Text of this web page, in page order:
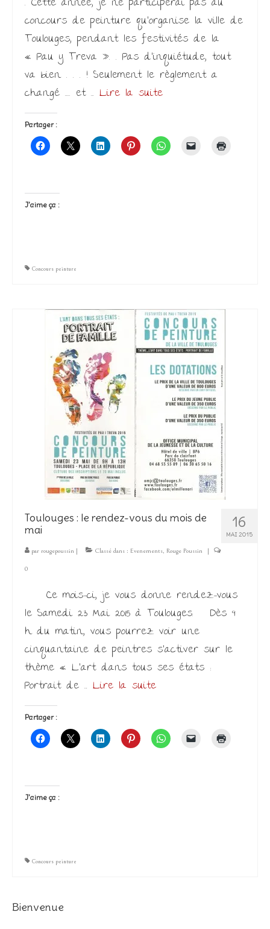
concours de peinture qu’organise la ville de
Toulouges, pendant les festivités de la
« Pau y Treva ». . Pas d’inquiétude, tout
va bien . . . ! Seulement le règlement a
changé ….. et … Lire la suite­­
Partager :
J’aime ça :
Concours peinture
16
MAI 2015
Toulouges : le rendez-vous du mois de
mai
par rougepoussin | Classé dans : Evenements, Rouge Poussin |
0
Ce mois-ci, je vous donne rendez-vous
le Samedi 23 Mai 2015 à Toulouges. Dès 9
h du matin, vous pourrez voir une
cinquantaine de peintres s’activer sur le
thème « L’art dans tous ses états :
Portrait de … Lire la suite­­
Partager :
J’aime ça :
Concours peinture
Bienvenue